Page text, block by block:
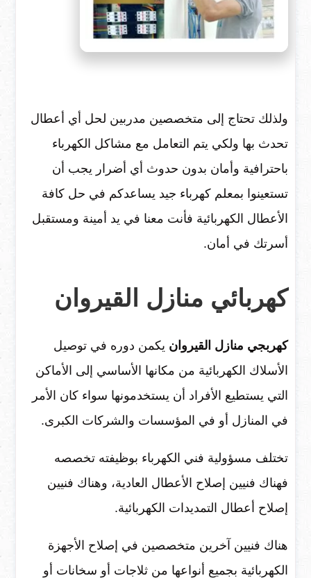
ولذلك تحتاج إلى متخصصين مدربين لحل أي أعطال
تحدث بها ولكي يتم التعامل مع مشاكل الكهرباء
باحترافية وأمان بدون حدوث أي أضرار يجب أن
تستعينوا بمعلم كهرباء جيد يساعدكم في حل كافة
الأعطال الكهربائية فأنت معنا في يد أمينة ومستقبل
أسرتك في أمان.
كهربائي منازل القيروان
كهربجي منازل القيروان يكمن دوره في توصيل
الأسلاك الكهربائية من مكانها الأساسي إلى الأماكن
التي يستطيع الأفراد أن يستخدمونها سواء كان الأمر
في المنازل أو في المؤسسات والشركات الكبرى.
تختلف مسؤولية فني الكهرباء بوظيفته تخصصه
فهناك فنيين إصلاح الأعطال العادية، وهناك فنيين
إصلاح أعطال التمديدات الكهربائية.
هناك فنيين آخرين متخصصين في إصلاح الأجهزة
الكهربائية بجميع أنواعها من ثلاجات أو سخانات أو